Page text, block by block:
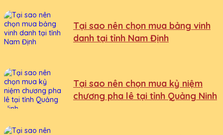
Tại sao nên chọn mua bảng vinh
danh tại tỉnh Nam Định
Tại sao nên chọn mua kỷ niệm
chương pha lê tại tỉnh Quảng Ninh